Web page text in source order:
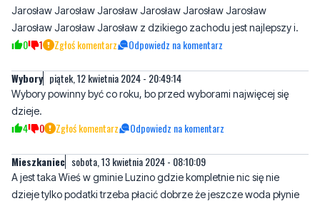
Jarosław Jarosław Jarosław Jarosław Jarosław Jarosław
Jarosław Jarosław Jarosław z dzikiego zachodu jest najlepszy i.
0 1 Zgłoś komentarz Odpowiedz na komentarz
Wybory piątek, 12 kwietnia 2024 - 20:49:14
Wybory powinny być co roku, bo przed wyborami najwięcej się
dzieje.
4 0 Zgłoś komentarz Odpowiedz na komentarz
Mieszkaniec sobota, 13 kwietnia 2024 - 08:10:09
A jest taka Wieś w gminie Luzino gdzie kompletnie nic się nie
dzieje tylko podatki trzeba płacić dobrze że jeszcze woda płynie